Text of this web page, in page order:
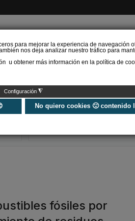
para mejorar la experiencia de navegación
nos deja analizar nuestro tráfico para
u obtener más información en la política de
Configuración ◮
No quiero cookies 🙁 contenido
URSA instala
fotovoltaica en
fábricas de
fósiles por